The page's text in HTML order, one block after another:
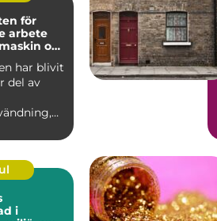
för
arbete
och
har blivit
del av
i